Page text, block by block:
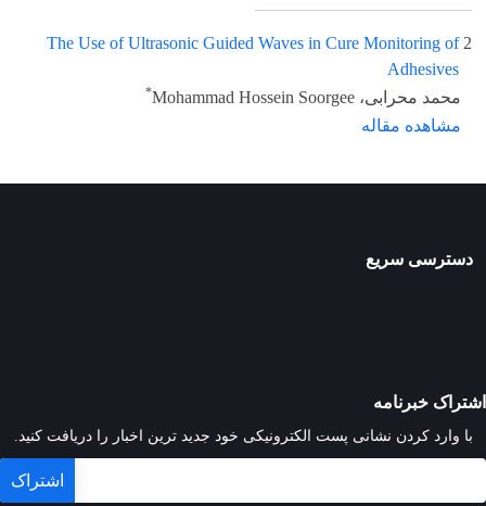
2
The Use of Ultrasonic Guided Waves in Cure Monitoring of
Adhesives
محمد محرابی، Mohammad Hossein Soorgee
*
مشاهده مقاله
دسترسی سریع
اشتراک خبرنامه
با وارد کردن نشانی پست الکترونیکی خود جدید ترین اخبار را دریافت کنید.